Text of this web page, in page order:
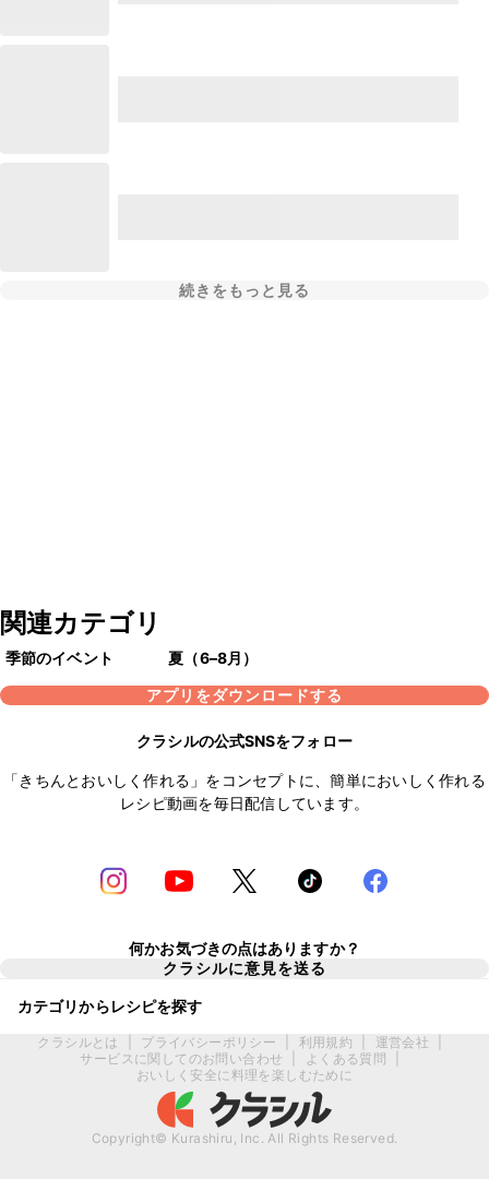
続きをもっと見る
関連カテゴリ
季節のイベント
夏（6–8月）
アプリをダウンロードする
クラシルの公式SNSをフォロー
「きちんとおいしく作れる」をコンセプトに、簡単においしく作れる
レシピ動画を毎日配信しています。
何かお気づきの点はありますか？
クラシルに意見を送る
カテゴリからレシピを探す
クラシルとは プライバシーポリシー 利用規約 運営会社
サービスに関してのお問い合わせ
よくある質問
おいしく安全に料理を楽しむために
Copyright© Kurashiru, Inc. All Rights Reserved.